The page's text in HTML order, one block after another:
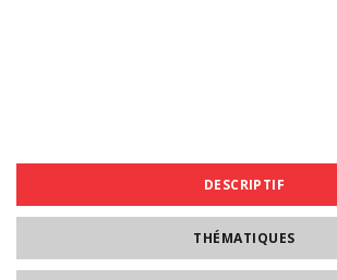
DESCRIPTIF
THÉMATIQUES